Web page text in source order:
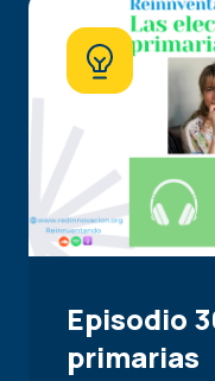
Episodio
primarias